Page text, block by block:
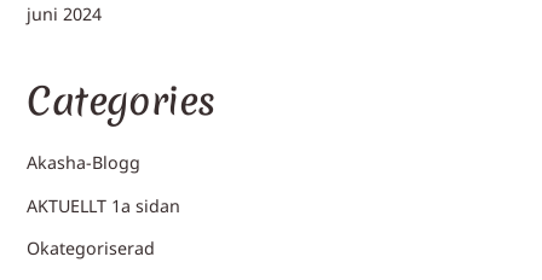
juni 2024
Categories
Akasha-Blogg
AKTUELLT 1a sidan
Okategoriserad